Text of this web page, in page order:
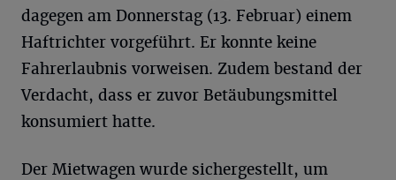
dagegen am Donnerstag (13. Februar) einem
Haftrichter vorgeführt. Er konnte keine
Fahrerlaubnis vorweisen. Zudem bestand der
Verdacht, dass er zuvor Betäubungsmittel
konsumiert hatte.
Der Mietwagen wurde sichergestellt, um